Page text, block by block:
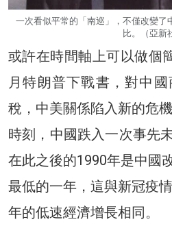
一次看似平常的「南巡」，不僅改變了
比。（亞新
或許在時間軸上可以做個
月特朗普下戰書，對中
稅，中美關係陷入新的危
時刻，中國跌入一次事先
在此之後的1990年是中國
最低的一年，這與新冠疫
年的低速經濟增長相同。